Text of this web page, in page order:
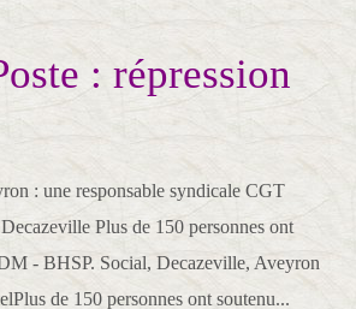
: répression
: une responsable syndicale CGT
Plus de 150 personnes ont
- BHSP. Social, Decazeville, Aveyron
de 150 personnes ont soutenu...